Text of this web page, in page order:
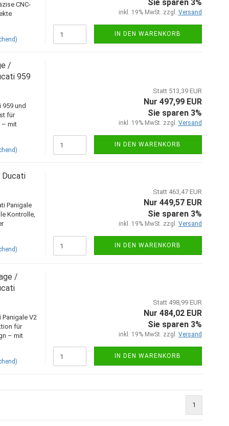
CNC-
Sie sparen 3%
inkl. 19% MwSt. zzgl. Versand
IN DEN WARENKORB
/
959
und
für
– mit
Statt 513,39 EUR
Nur 497,99 EUR
Sie sparen 3%
inkl. 19% MwSt. zzgl. Versand
IN DEN WARENKORB
Ducati
Panigale
Kontrolle,
Statt 463,47 EUR
Nur 449,57 EUR
Sie sparen 3%
inkl. 19% MwSt. zzgl. Versand
IN DEN WARENKORB
/
V2
für
– mit
Statt 498,99 EUR
Nur 484,02 EUR
Sie sparen 3%
inkl. 19% MwSt. zzgl. Versand
IN DEN WARENKORB
1